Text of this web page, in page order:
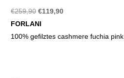
€259,90 Ursprünglicher
Preis
war:
€119,90Aktueller
ist:
FORLANI
100% gefilztes cashmere fuchia pink